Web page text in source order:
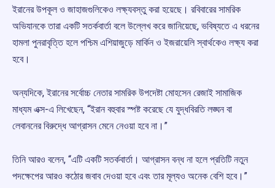
ইরানের উপকূল ও জাহাজগুলিকেও লক্ষ্যবস্তু করা হয়েছে। রবিবারের সামরিক
অভিযানকে তারা একটি সতর্কবার্তা বলে উল্লেখ করে জানিয়েছে, ভবিষ্যতে এ ধরনের
হামলা পুনরাবৃত্তি হলে পশ্চিম এশিয়াজুড়ে মার্কিন ও ইজরায়েলি স্বার্থকেও লক্ষ্য করা
হবে।
অন্যদিকে, ইরানের সর্বোচ্চ নেতার সামরিক উপদেষ্টা মোহসেন রেজাই সামাজিক
মাধ্যম এক্স-এ লিখেছেন, “ইরান বহুবার স্পষ্ট করেছে যে যুদ্ধবিরতি লঙ্ঘন বা
লেবাননের বিরুদ্ধে আগ্রাসন মেনে নেওয়া হবে না।”
তিনি আরও বলেন, “এটি একটি সতর্কবার্তা। আগ্রাসন বন্ধ না হলে প্রতিটি নতুন
পদক্ষেপের আরও কঠোর জবাব দেওয়া হবে এবং তার মূল্যও অনেক বেশি হবে।”